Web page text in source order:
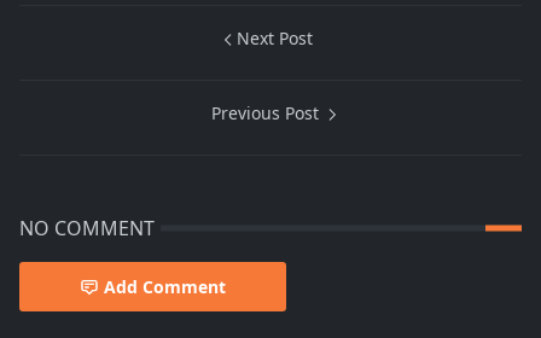
Next Post
Previous Post
NO COMMENT
Add Comment